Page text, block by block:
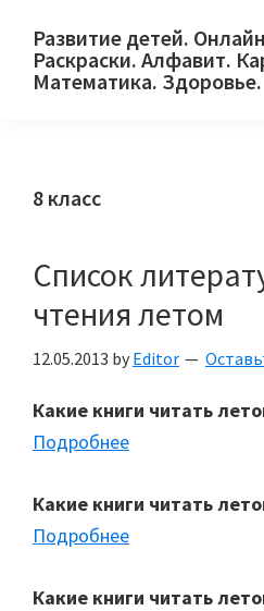
primary
main
primary
Развитие детей.
Раскраски. Алфавит.
Математика. Здоровье.
и
родителей.
8 класс
Список
чтения летом
12.05.2013 by Editor
Какие книги читать
Подробнее
Какие книги читать
Подробнее
Какие книги читать